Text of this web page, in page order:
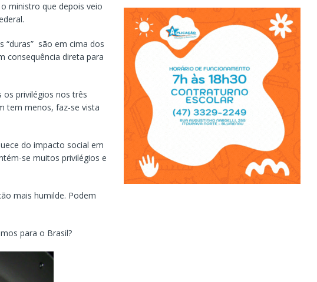
ministro que depois veio
“duras” são em cima dos
consequência direta para
os privilégios nos três
tem menos, faz-se vista
do impacto social em
se muitos privilégios e
mais humilde. Podem
para o Brasil?